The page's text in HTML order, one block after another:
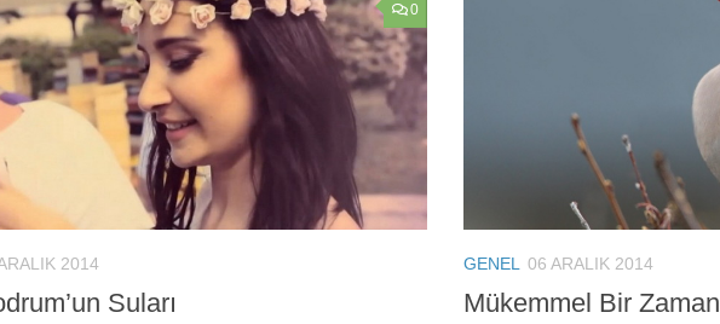
0
2014
Suları
GENEL 06 ARALIK 2014
Mükemmel Bir Zaman